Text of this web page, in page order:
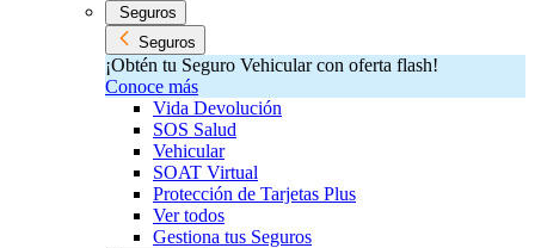
Seguros
Seguros
¡Obtén tu Seguro Vehicular con oferta flash!
Conoce más
Vida Devolución
SOS Salud
Vehicular
SOAT Virtual
Protección de Tarjetas Plus
Ver todos
Gestiona tus Seguros